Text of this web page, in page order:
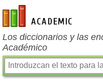
es-academic.com
Los diccionarios y las
Académico